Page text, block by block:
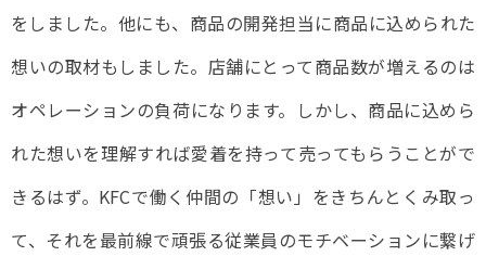
をしました。他にも、商品の開発担当に商品に込められた
想いの取材もしました。店舗にとって商品数が増えるのは
オペレーションの負荷になります。しかし、商品に込めら
れた想いを理解すれば愛着を持って売ってもらうことがで
きるはず。KFCで働く仲間の「想い」をきちんとくみ取っ
て、それを最前線で頑張る従業員のモチベーションに繋げ